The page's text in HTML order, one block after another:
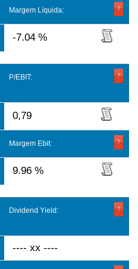
Margem Líquida:
-7.04 %
P/EBIT:
0,79
Margem Ebit:
9.96 %
Dividend Yield:
---- xx ----